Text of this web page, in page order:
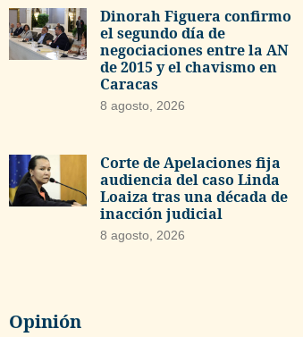
Dinorah Figuera confirmo
el segundo día de
negociaciones entre la AN
de 2015 y el chavismo en
Caracas
8 agosto, 2026
Corte de Apelaciones fija
audiencia del caso Linda
Loaiza tras una década de
inacción judicial
8 agosto, 2026
Opinión